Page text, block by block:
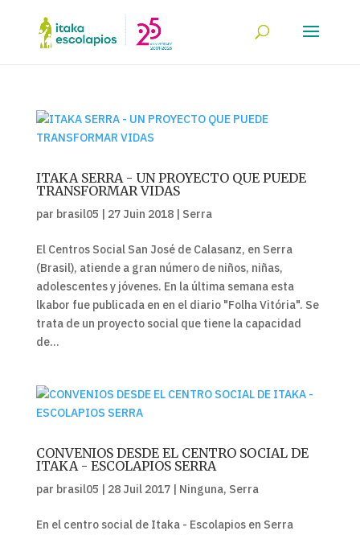
ITAKA SERRA - UN PROYECTO QUE PUEDE
TRANSFORMAR VIDAS
par brasil05 | 27 Juin 2018| Serra
El Centros Social San José de Calasanz, en Serra
(Brasil), atiende a gran número de niños, niñas,
adolescentes y jóvenes. En la última semana esta
lkabor fue publicada en en el diario "Folha Vitória". Se
trata de un proyecto social que tiene la capacidad
de...
CONVENIOS DESDE EL CENTRO SOCIAL DE
ITAKA - ESCOLAPIOS SERRA
par brasil05 | 28 Juil 2017| Ninguna, Serra
En el centro social de Itaka - Escolapios en Serra